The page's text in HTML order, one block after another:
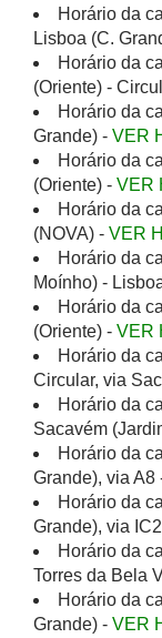
Horário da
Lisboa (C.
Horário da
(Oriente) -
Horário da
Grande) - VER
Horário da
(Oriente) - VER
Horário da
(NOVA) - VER
Horário da
Moínho) -
Horário da
(Oriente) - VER
Horário da
Circular, via
Horário da
Sacavém
Horário da
Grande), via A8
Horário da
Grande), via
Horário da
Torres da Bela
Horário da
Grande) - VER